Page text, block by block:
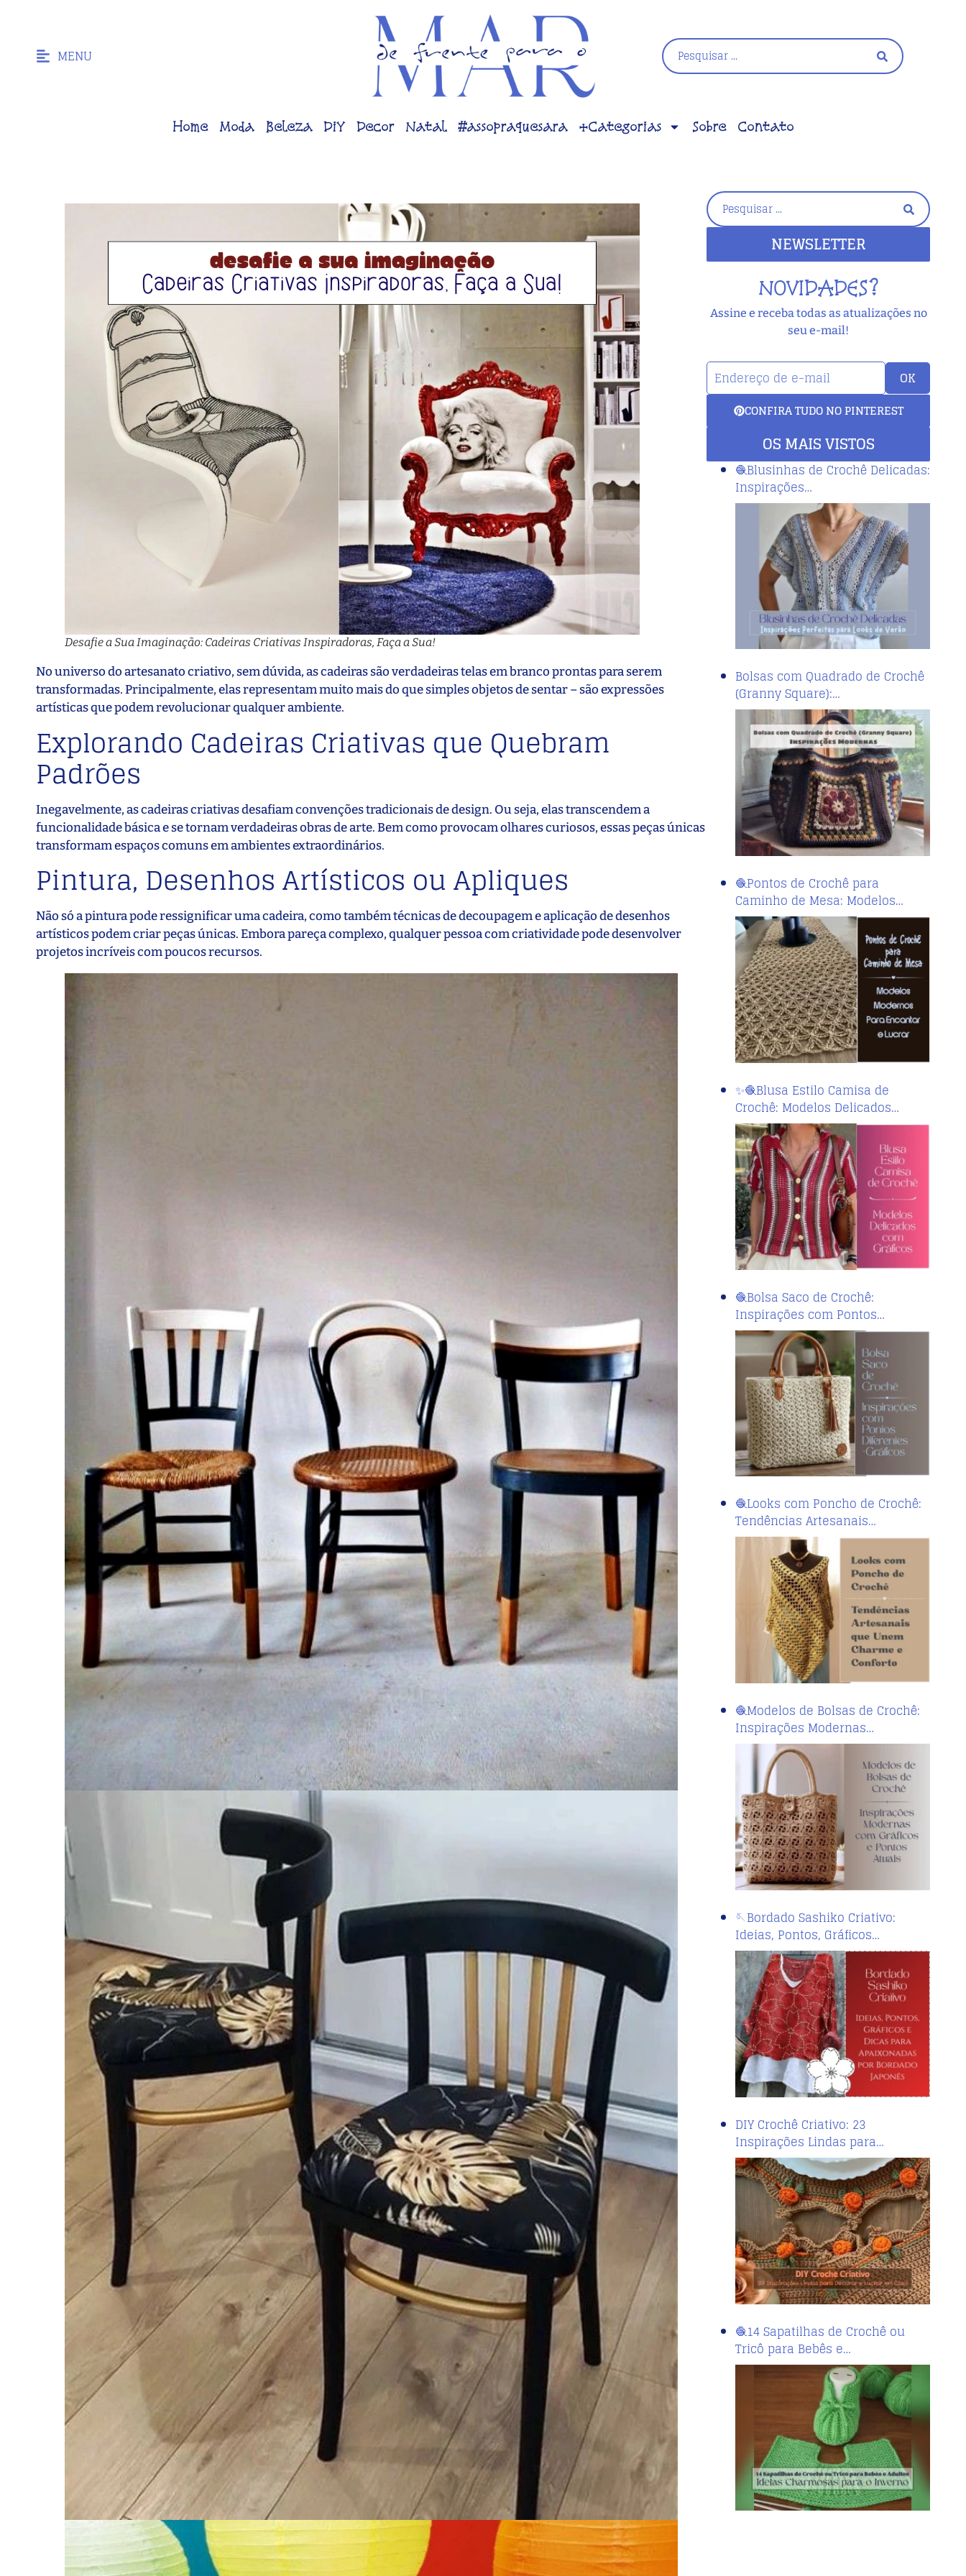
MENU
Home Moda Beleza DiY Decor Natal #assopraquesara +Categorias Sobre Contato
Desafie a Sua Imaginação: Cadeiras Criativas Inspiradoras, Faça a Sua!
No universo do artesanato criativo, sem dúvida, as cadeiras são verdadeiras telas em branco prontas para serem
transformadas. Principalmente, elas representam muito mais do que simples objetos de sentar – são expressões
artísticas que podem revolucionar qualquer ambiente.
Explorando Cadeiras Criativas que Quebram
Padrões
Inegavelmente, as cadeiras criativas desafiam convenções tradicionais de design. Ou seja, elas transcendem a
funcionalidade básica e se tornam verdadeiras obras de arte. Bem como provocam olhares curiosos, essas peças únicas
transformam espaços comuns em ambientes extraordinários.
Pintura, Desenhos Artísticos ou Apliques
Não só a pintura pode ressignificar uma cadeira, como também técnicas de decoupagem e aplicação de desenhos
artísticos podem criar peças únicas. Embora pareça complexo, qualquer pessoa com criatividade pode desenvolver
projetos incríveis com poucos recursos.
NEWSLETTER
NOVIDADES?
Assine e receba todas as atualizações no
seu e-mail!
OK
CONFIRA TUDO NO PINTEREST
OS MAIS VISTOS
🧶Blusinhas de Crochê Delicadas:
Inspirações…
Bolsas com Quadrado de Crochê
(Granny Square):…
🧶Pontos de Crochê para
Caminho de Mesa: Modelos…
✨🧶Blusa Estilo Camisa de
Crochê: Modelos Delicados…
🧶Bolsa Saco de Crochê:
Inspirações com Pontos…
🧶Looks com Poncho de Crochê:
Tendências Artesanais…
🧶Modelos de Bolsas de Crochê:
Inspirações Modernas…
🪡Bordado Sashiko Criativo:
Ideias, Pontos, Gráficos…
DIY Crochê Criativo: 23
Inspirações Lindas para…
🧶14 Sapatilhas de Crochê ou
Tricô para Bebês e…